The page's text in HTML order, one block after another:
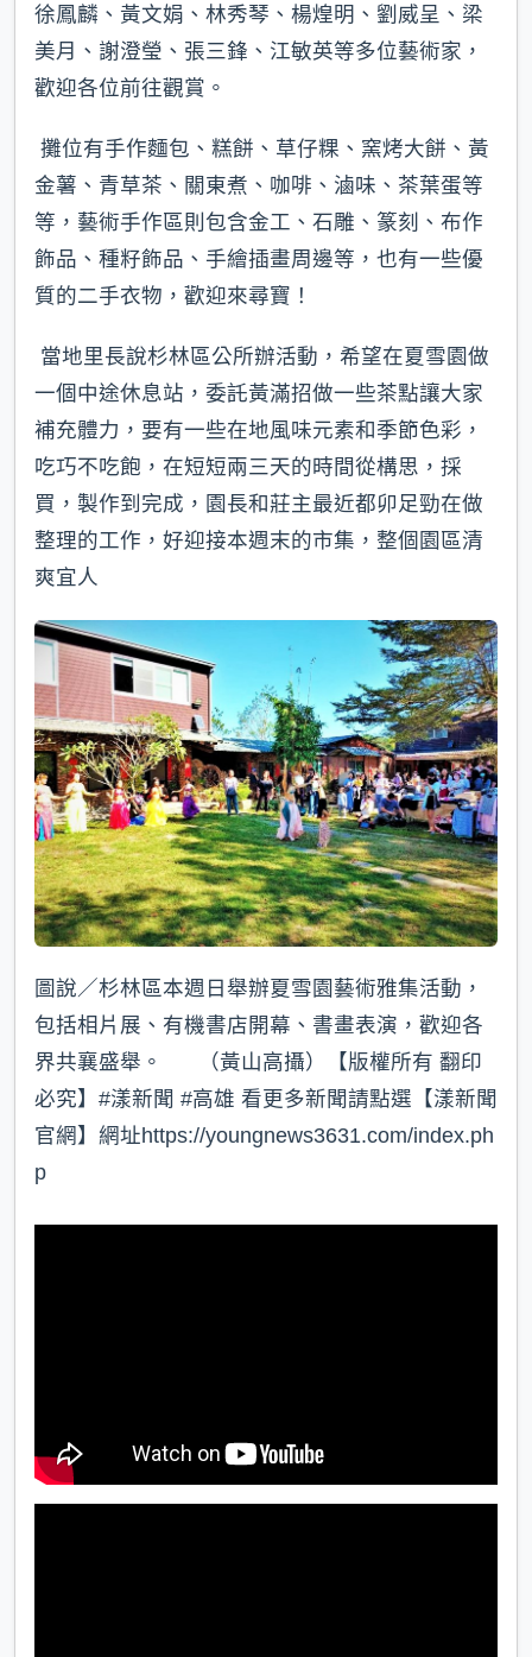
徐鳳麟、黃文娟、林秀琴、楊煌明、劉威呈、梁
美月、謝澄瑩、張三鋒、江敏英等多位藝術家，
歡迎各位前往觀賞。
攤位有手作麵包、糕餅、草仔粿、窯烤大餅、黃
金薯、青草茶、關東煮、咖啡、滷味、茶葉蛋等
等，藝術手作區則包含金工、石雕、篆刻、布作
飾品、種籽飾品、手繪插畫周邊等，也有一些優
質的二手衣物，歡迎來尋寶！
當地里長說杉林區公所辦活動，希望在夏雪園做
一個中途休息站，委託黃滿招做一些茶點讓大家
補充體力，要有一些在地風味元素和季節色彩，
吃巧不吃飽，在短短兩三天的時間從構思，採
買，製作到完成，園長和莊主最近都卯足勁在做
整理的工作，好迎接本週末的市集，整個園區清
爽宜人
圖說／杉林區本週日舉辦夏雪園藝術雅集活動，
包括相片展、有機書店開幕、書畫表演，歡迎各
界共襄盛舉。 （黃山高攝）【版權所有 翻印
必究】#漾新聞 #高雄 看更多新聞請點選【漾新聞
官網】網址https://youngnews3631.com/index.ph
p